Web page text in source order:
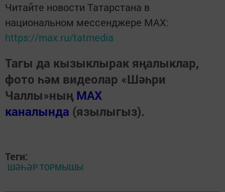
Читайте новости Татарстана в
национальном мессенджере MАХ:
https://max.ru/tatmedia
Тагы да кызыклырак яңалыклар,
фото һәм видеолар «Шәһри
Чаллы»ның MAX
каналында (язылыгыз).
Теги:
ШӘҺӘР ТОРМЫШЫ